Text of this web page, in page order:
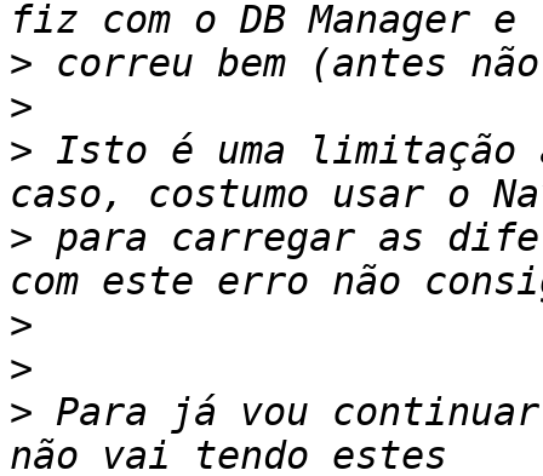
>
>
> Isto é uma limitação
> para carregar as
>
>
> Para já vou